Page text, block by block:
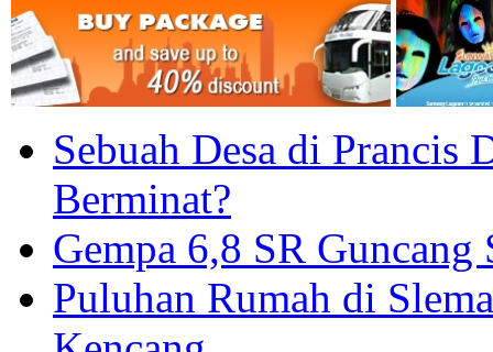
Sebuah Desa di Prancis
Berminat?
Gempa 6,8 SR Guncang
Puluhan Rumah di